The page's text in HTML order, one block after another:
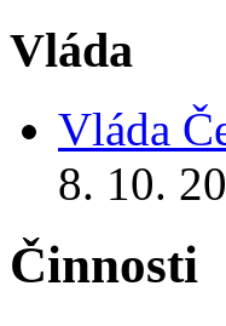
Vláda
Vláda
8. 10.
Činnosti